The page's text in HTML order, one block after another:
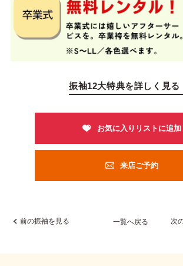
振袖12大特典を詳しく見る
来店ご予約
前の振袖を見る 一覧へ戻る 次